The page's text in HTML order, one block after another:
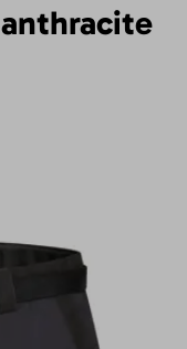
anthracite